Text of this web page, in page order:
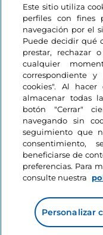
Este sitio utiliza
perfiles con fines
navegación por el
Puede decidir qué
prestar, rechazar
cualquier
correspondiente y
cookies". Al
almacenar todas
botón "Cerrar"
navegando sin
seguimiento que
consentimiento,
beneficiarse de
preferencias. Para
consulte nuestra
Personalizar